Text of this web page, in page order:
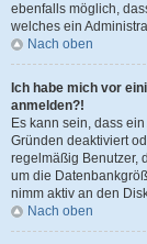
ebenfalls möglich,
welches ein
Nach oben
Ich habe mich vor
anmelden?!
Es kann sein, dass
Gründen deaktiviert
regelmäßig Benutzer,
um die
nimm aktiv an den
Nach oben